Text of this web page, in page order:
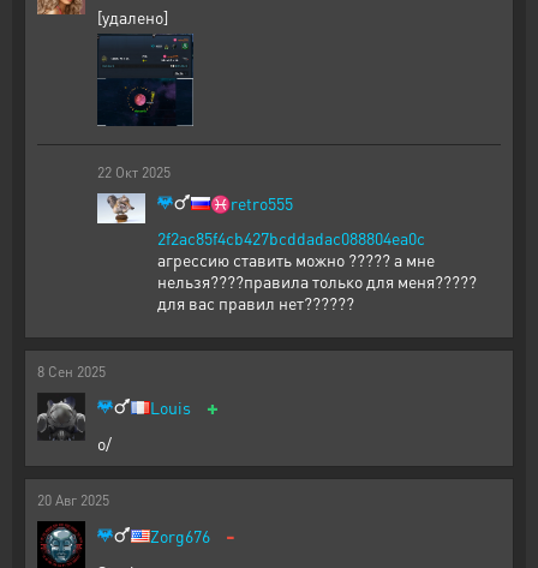
[удалено]
22 Окт 2025
♓retro555
2f2ac85f4cb427bcddadac088804ea0c
агрессию ставить можно ????? а мне
нельзя????правила только для меня?????
для вас правил нет??????
8 Сен 2025
Louis +
o/
20 Авг 2025
Zorg676 -